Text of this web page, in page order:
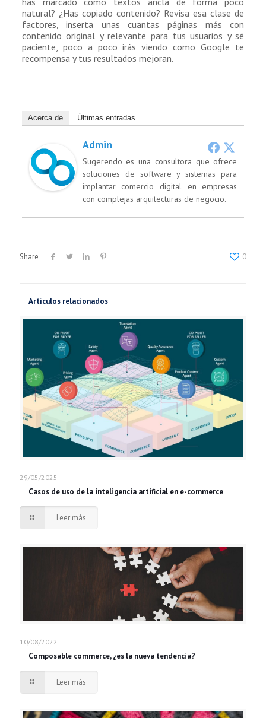
natural? ¿Has copiado contenido? Revisa esa clase de
factores, inserta unas cuantas páginas más con
contenido original y relevante para tus usuarios y sé
paciente, poco a poco irás viendo como Google te
recompensa y tus resultados mejoran.
Acerca de Últimas entradas
Admin
Sugerendo es una consultora que ofrece
soluciones de software y sistemas para
implantar comercio digital en empresas
con complejas arquitecturas de negocio.
Share 0
Artículos relacionados
29/05/2025
Casos de uso de la inteligencia artificial en e-commerce
Leer más
10/08/2022
Composable commerce, ¿es la nueva tendencia?
Leer más